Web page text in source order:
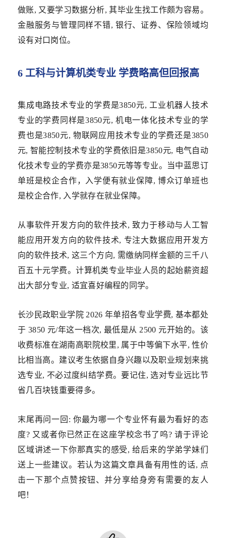
做账, 又要学习数据分析, 其毕业生找工作颇为容易。
金融服务与管理同样不错, 银行、证券、保险领域均
设有对口岗位。
6 工科与计算机类专业 学费略高但回报高
集成电路技术专业的学费是3850元, 工业机器人技术
专业的学费同样是3850元, 机电一体化技术专业的学
费也是3850元, 物联网应用技术专业的学费还是3850
元, 智能控制技术专业的学费依旧是3850元, 电气自动
化技术专业的学费亦是3850元等等专业。当中蓝思订
单班是校企合作，入学便有就业保障, 博众订单班也
是校企合作, 入学就存在就业保障。
从事软件开发方向的软件技术, 致力于移动与人工智
能应用开发方向的软件技术, 专注大数据应用开发方
向的软件技术, 这三个方向, 需缴纳同样金额的三千八
百五十元学费。计算机类专业毕业人员的起始薪资超
出大部分专业, 适宜喜好编程的同学。
长沙民政职业学院 2026 年单招各专业学费, 基本都处
于 3850 元/年这一档次, 最低是从 2500 元开始的。该
收费标准在湖南高职院校里, 属于中等偏下水平, 性价
比相当高。建议考生依据自身兴趣以及职业规划来挑
选专业, 不必过度纠结学费。要记住, 选对专业远比节
省几百块钱重要得多。
末尾再问一回: 你最为哪一个专业怀有最为看好的态
度? 又或者你已然正在这座学校念书了呜? 请于评论
区域讲述一下你那真实的感受, 给后来的学弟学妹们
送上一些建议。若认为这篇文章具备有用性的话, 点
击一下那个点赞按钮、并分享给身旁有需要的友人
吧！